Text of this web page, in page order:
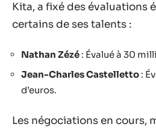
Kita, a fixé des évaluations
certains de ses talents :
Nathan Zézé : Évalué à 30
Jean-Charles Castelletto :
d’euros.
Les négociations en cours,